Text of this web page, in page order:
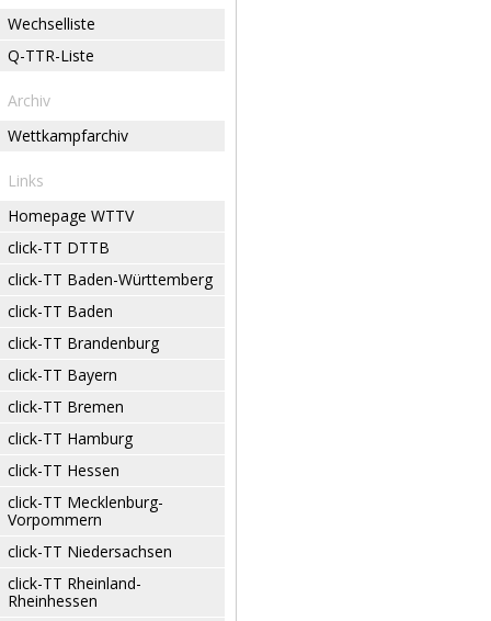
Wechselliste
Q-TTR-Liste
Archiv
Wettkampfarchiv
Links
Homepage WTTV
click-TT DTTB
click-TT Baden-Württemberg
click-TT Baden
click-TT Brandenburg
click-TT Bayern
click-TT Bremen
click-TT Hamburg
click-TT Hessen
click-TT Mecklenburg-
Vorpommern
click-TT Niedersachsen
click-TT Rheinland-
Rheinhessen